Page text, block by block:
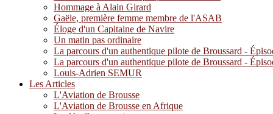
Hommage à Alain Girard
Gaële, première femme membre de l'ASAB
Éloge d'un Capitaine de Navire
Un matin pas ordinaire
La parcours d'un authentique pilote de Broussard -
La parcours d'un authentique pilote de Broussard -
Louis-Adrien SEMUR
Les Articles
L'Aviation de Brousse
L'Aviation de Brousse en Afrique